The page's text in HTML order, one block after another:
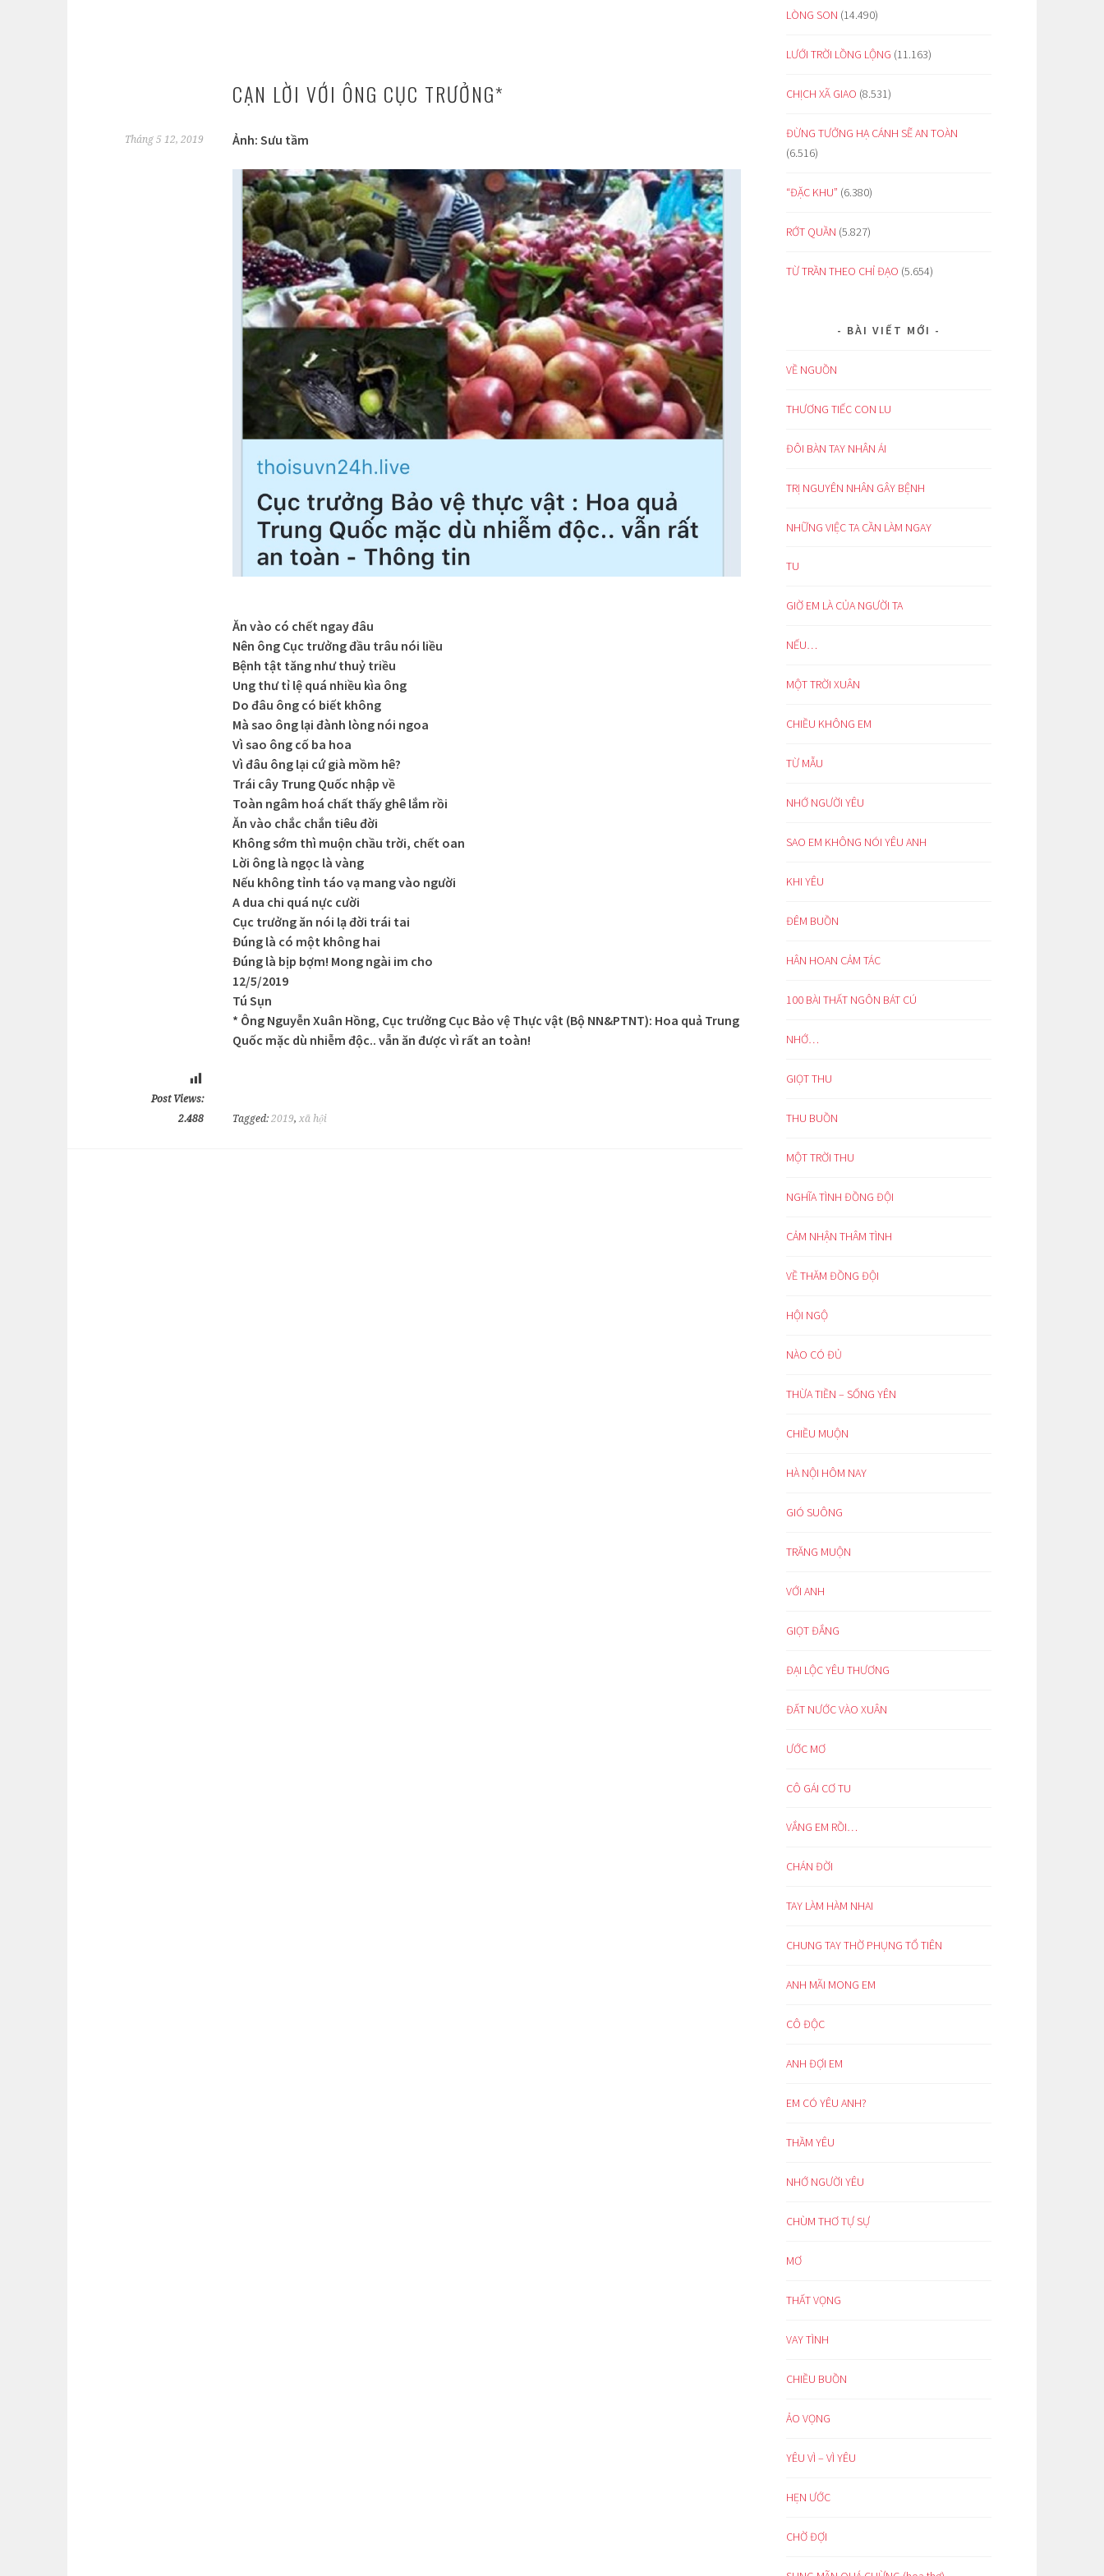
CẠN LỜI VỚI ÔNG CỤC TRƯỞNG*
Tháng 5 12, 2019 Ảnh: Sưu tầm
Ăn vào có chết ngay đâu
Nên ông Cục trưởng đầu trâu nói liều
Bệnh tật tăng như thuỷ triều
Ung thư tỉ lệ quá nhiều kìa ông
Do đâu ông có biết không
Mà sao ông lại đành lòng nói ngoa
Vì sao ông cố ba hoa
Vì đâu ông lại cứ già mồm hê?
Trái cây Trung Quốc nhập về
Toàn ngâm hoá chất thấy ghê lắm rồi
Ăn vào chắc chắn tiêu đời
Không sớm thì muộn chầu trời, chết oan
Lời ông là ngọc là vàng
Nếu không tỉnh táo vạ mang vào người
A dua chi quá nực cười
Cục trưởng ăn nói lạ đời trái tai
Đúng là có một không hai
Đúng là bịp bợm! Mong ngài im cho
12/5/2019
Tú Sụn
* Ông Nguyễn Xuân Hồng, Cục trưởng Cục Bảo vệ Thực vật (Bộ NN&PTNT): Hoa quả Trung
Quốc mặc dù nhiễm độc.. vẫn ăn được vì rất an toàn!
Post Views:
2.488
Tagged: 2019, xã hội
LÒNG SON (14.490)
LƯỚI TRỜI LỒNG LỘNG (11.163)
CHỊCH XÃ GIAO (8.531)
ĐỪNG TƯỞNG HẠ CÁNH SẼ AN TOÀN
(6.516)
“ĐẶC KHU” (6.380)
RỚT QUẦN (5.827)
TỪ TRẦN THEO CHỈ ĐẠO (5.654)
BÀI VIẾT MỚI
VỀ NGUỒN
THƯƠNG TIẾC CON LU
ĐÔI BÀN TAY NHÂN ÁI
TRỊ NGUYÊN NHÂN GÂY BỆNH
NHỮNG VIỆC TA CẦN LÀM NGAY
TU
GIỜ EM LÀ CỦA NGƯỜI TA
NẾU…
MỘT TRỜI XUÂN
CHIỀU KHÔNG EM
TỪ MẪU
NHỚ NGƯỜI YÊU
SAO EM KHÔNG NÓI YÊU ANH
KHI YÊU
ĐÊM BUỒN
HÂN HOAN CẢM TÁC
100 BÀI THẤT NGÔN BÁT CÚ
NHỚ…
GIỌT THU
THU BUỒN
MỘT TRỜI THU
NGHĨA TÌNH ĐỒNG ĐỘI
CẢM NHẬN THÂM TÌNH
VỀ THĂM ĐỒNG ĐỘI
HỘI NGỘ
NÀO CÓ ĐỦ
THỪA TIỀN – SỐNG YÊN
CHIỀU MUỘN
HÀ NỘI HÔM NAY
GIÓ SUÔNG
TRĂNG MUỘN
VỚI ANH
GIỌT ĐẮNG
ĐẠI LỘC YÊU THƯƠNG
ĐẤT NƯỚC VÀO XUÂN
ƯỚC MƠ
CÔ GÁI CƠ TU
VẮNG EM RỒI…
CHÁN ĐỜI
TAY LÀM HÀM NHAI
CHUNG TAY THỜ PHỤNG TỔ TIÊN
ANH MÃI MONG EM
CÔ ĐỘC
ANH ĐỢI EM
EM CÓ YÊU ANH?
THẦM YÊU
NHỚ NGƯỜI YÊU
CHÙM THƠ TỰ SỰ
MƠ
THẤT VỌNG
VAY TÌNH
CHIỀU BUỒN
ẢO VỌNG
YÊU VÌ – VÌ YÊU
HẸN ƯỚC
CHỜ ĐỢI